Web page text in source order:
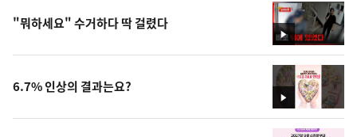
영
상
"뭐하세요" 수거하다 딱 걸렸다
영
상
6.7% 인상의 결과는요?